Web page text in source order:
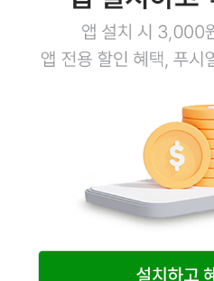
주식회사 엠오유통 사업자정보
평일 08:00~17:00
일요일,공휴일 휴무